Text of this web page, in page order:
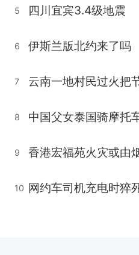
5 四川宜宾3.4级地震
6 伊斯兰版北约来了吗
7
8
9 香港宏福苑火灾或由
10 网约车司机充电时猝